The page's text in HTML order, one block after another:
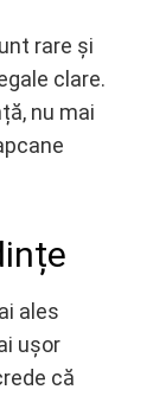
rare și
clare.
nu mai
ales
ușor
că